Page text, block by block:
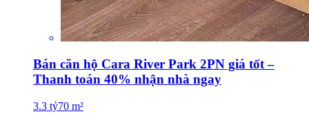
Bán căn hộ Cara River Park 2PN giá tốt –
Thanh toán 40% nhận nhà ngay
3.3 tỷ70 m²